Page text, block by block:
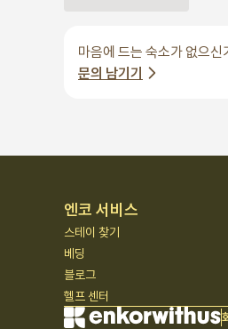
마음에 드는 숙소가 없으
문의 남기기
엔코 서비스
스테이 찾기
베딩
블로그
헬프 센터